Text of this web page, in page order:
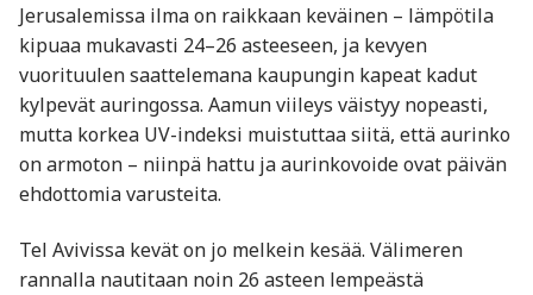
Jerusalemissa ilma on raikkaan keväinen – lämpötila
kipuaa mukavasti 24–26 asteeseen, ja kevyen
vuorituulen saattelemana kaupungin kapeat kadut
kylpevät auringossa. Aamun viileys väistyy nopeasti,
mutta korkea UV-indeksi muistuttaa siitä, että aurinko
on armoton – niinpä hattu ja aurinkovoide ovat päivän
ehdottomia varusteita.
Tel Avivissa kevät on jo melkein kesää. Välimeren
rannalla nautitaan noin 26 asteen lempeästä